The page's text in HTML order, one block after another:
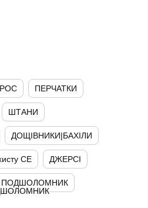
ПЕРЧАТКИ
ШТАНИ
ДОЩІВНИКИ|БАХІЛИ
CE ДЖЕРСІ
ПОДШОЛОМНИК